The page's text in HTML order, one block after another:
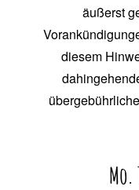
äußerst
diesem